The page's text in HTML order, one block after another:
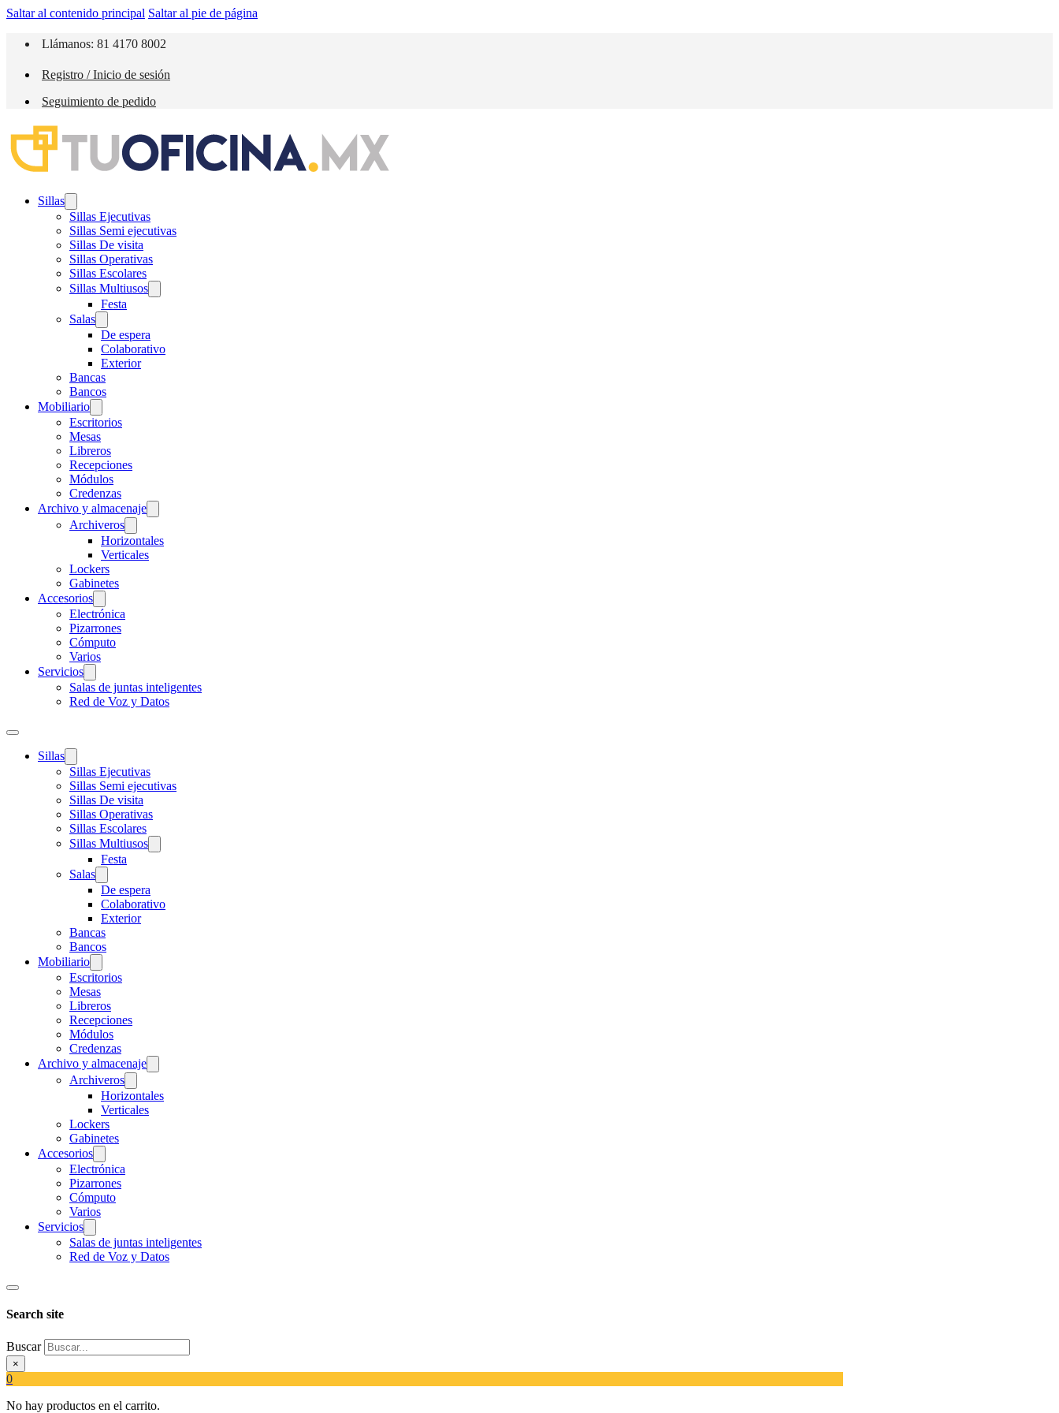
Saltar al contenido principal Saltar al pie de página
Llámanos: 81 4170 8002
Registro / Inicio de sesión
Seguimiento de pedido
Sillas
Sillas Ejecutivas
Sillas Semi ejecutivas
Sillas De visita
Sillas Operativas
Sillas Escolares
Sillas Multiusos
Festa
Salas
De espera
Colaborativo
Exterior
Bancas
Bancos
Mobiliario
Escritorios
Mesas
Libreros
Recepciones
Módulos
Credenzas
Archivo y almacenaje
Archiveros
Horizontales
Verticales
Lockers
Gabinetes
Accesorios
Electrónica
Pizarrones
Cómputo
Varios
Servicios
Salas de juntas inteligentes
Red de Voz y Datos
Sillas
Sillas Ejecutivas
Sillas Semi ejecutivas
Sillas De visita
Sillas Operativas
Sillas Escolares
Sillas Multiusos
Festa
Salas
De espera
Colaborativo
Exterior
Bancas
Bancos
Mobiliario
Escritorios
Mesas
Libreros
Recepciones
Módulos
Credenzas
Archivo y almacenaje
Archiveros
Horizontales
Verticales
Lockers
Gabinetes
Accesorios
Electrónica
Pizarrones
Cómputo
Varios
Servicios
Salas de juntas inteligentes
Red de Voz y Datos
Search site
Buscar
×
0
No hay productos en el carrito.